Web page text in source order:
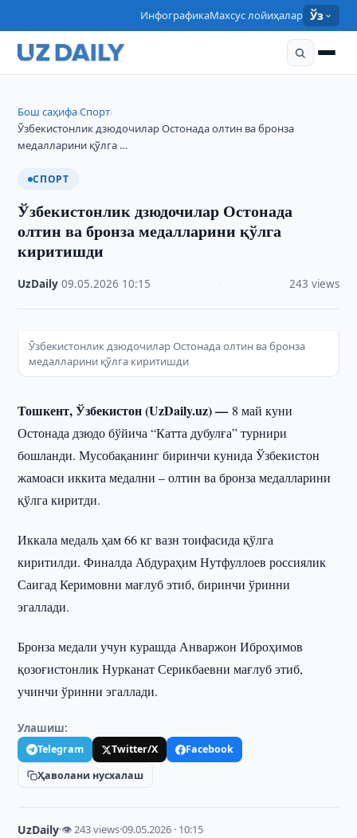
ИнфографикаМахсус лойиҳалар Ўз
Бош саҳифа›Спорт›
Ўзбекистонлик дзюдочилар Остонада олтин ва бронза
медалларини қўлга …
СПОРТ
Ўзбекистонлик дзюдочилар Остонада
олтин ва бронза медалларини қўлга
киритишди
UzDaily ·09.05.2026 10:15 243 views
Ўзбекистонлик дзюдочилар Остонада олтин ва бронза
медалларини қўлга киритишди
Тошкент, Ўзбекистон (UzDaily.uz) — 8 май куни
Остонада дзюдо бўйича “Катта дубулға” турнири
бошланди. Мусобақанинг биринчи кунида Ўзбекистон
жамоаси иккита медални – олтин ва бронза медалларини
қўлга киритди.
Иккала медаль ҳам 66 кг вазн тоифасида қўлга
киритилди. Финалда Абдураҳим Нутфуллоев россиялик
Саигад Керимовни мағлуб этиб, биринчи ўринни
эгаллади.
Бронза медали учун курашда Анваржон Иброҳимов
қозоғистонлик Нурканат Серикбаевни мағлуб этиб,
учинчи ўринни эгаллади.
Улашиш:
Telegram Twitter/X
Facebook
Ҳаволани нусхалаш
UzDaily·👁 243 views·09.05.2026 · 10:15